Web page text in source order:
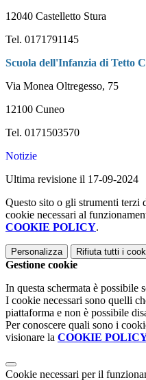
12040 Castelletto Stura
Tel. 0171791145
Scuola dell'Infanzia di Tetto
Via Monea Oltregesso, 75
12100 Cuneo
Tel. 0171503570
Notizie
Ultima revisione il 17-09-2024
Questo sito o gli strumenti terzi
cookie necessari al
COOKIE POLICY.
Personalizza Rifiuta tutti i
Gestione cookie
In questa schermata è possibile
I cookie necessari sono quelli
piattaforma e non è possibile
Per conoscere quali sono i
visionare la COOKIE
Cookie necessari per il